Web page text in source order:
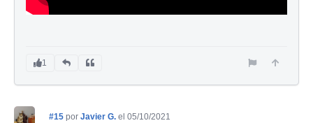
1
#15 por Javier G. el 05/10/2021